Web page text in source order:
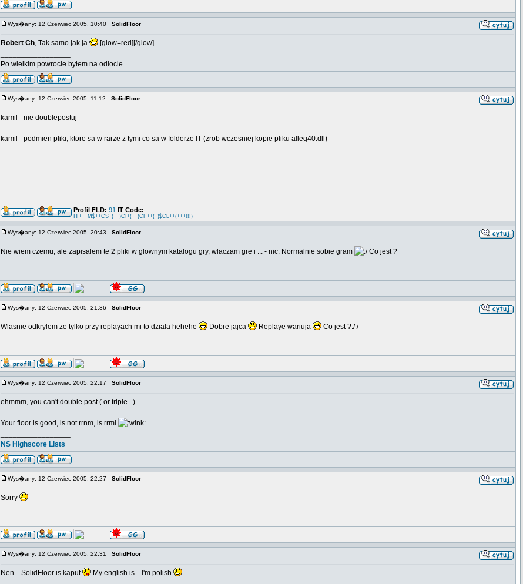
Wys�any: 12 Czerwiec 2005, 10:40 SolidFloor
Robert Ch, Tak samo jak ja
[glow=red][/glow]
Po wielkim powrocie byłem na odlocie .
Wys�any: 12 Czerwiec 2005, 11:12 SolidFloor
kamil - nie doublepostuj
kamil - podmien pliki, ktore sa w rarze z tymi co sa w folderze IT (zrob wczesniej kopie pliku alleg40.dll)
Profil FLD: 91 IT Code:
IT+++M$++CS+(++)CI+(++)CF++(+)$CL++(+++!!!)
Wys�any: 12 Czerwiec 2005, 20:43 SolidFloor
Nie wiem czemu, ale zapisalem te 2 pliki w glownym katalogu gry, wlaczam gre i ... - nic. Normalnie sobie gram Co jest ?
Wys�any: 12 Czerwiec 2005, 21:36 SolidFloor
Wlasnie odkrylem ze tylko przy replayach mi to dziala hehehe Dobre jajca Replaye wariuja Co jest ?:/:/
Wys�any: 12 Czerwiec 2005, 22:17 SolidFloor
ehmmm, you can't double post ( or triple...)
Your floor is good, is not rrnm, is rrml
NS Highscore Lists
Wys�any: 12 Czerwiec 2005, 22:27 SolidFloor
Sorry
Wys�any: 12 Czerwiec 2005, 22:31 SolidFloor
Nen... SolidFloor is kaput My english is... I'm polish